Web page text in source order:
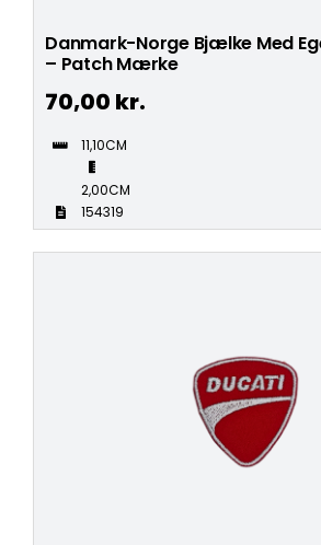
Danmark-Norge Bjælke Med
– Patch Mærke
70,00 kr.
11,10CM
2,00CM
154319